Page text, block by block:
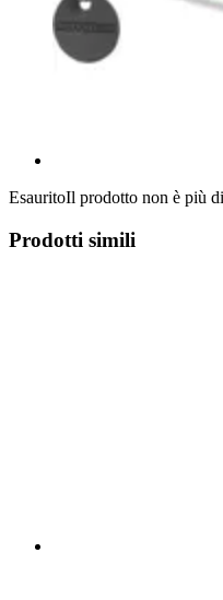
EsauritoIl prodotto non è più
Prodotti simili